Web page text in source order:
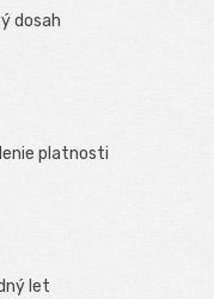
dosah
platnosti
let